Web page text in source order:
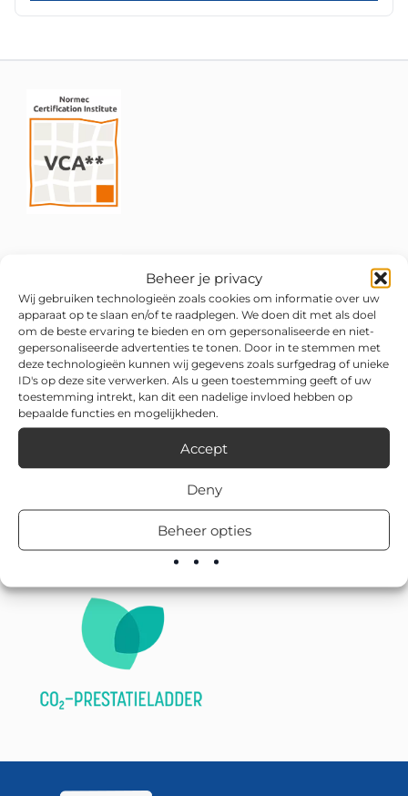
Beheer je privacy
Wij gebruiken technologieën zoals cookies om informatie over uw
apparaat op te slaan en/of te raadplegen. We doen dit met als doel
om de beste ervaring te bieden en om gepersonaliseerde en niet-
gepersonaliseerde advertenties te tonen. Door in te stemmen met
deze technologieën kunnen wij gegevens zoals surfgedrag of unieke
ID's op deze site verwerken. Als u geen toestemming geeft of uw
toestemming intrekt, kan dit een nadelige invloed hebben op
bepaalde functies en mogelijkheden.
Accept
Deny
Beheer opties